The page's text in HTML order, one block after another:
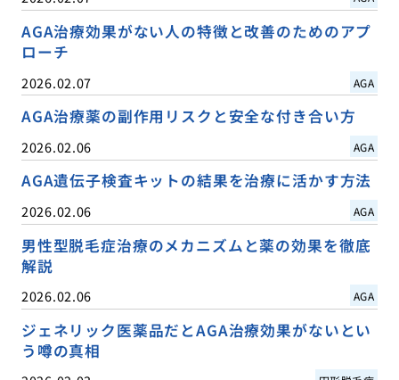
AGA治療効果がない人の特徴と改善のためのアプ
ローチ
2026.02.07 AGA
AGA治療薬の副作用リスクと安全な付き合い方
2026.02.06 AGA
AGA遺伝子検査キットの結果を治療に活かす方法
2026.02.06 AGA
男性型脱毛症治療のメカニズムと薬の効果を徹底
解説
2026.02.06 AGA
ジェネリック医薬品だとAGA治療効果がないとい
う噂の真相